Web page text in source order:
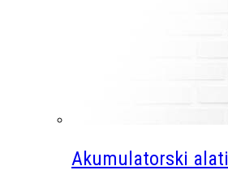
Akumulatorski alati